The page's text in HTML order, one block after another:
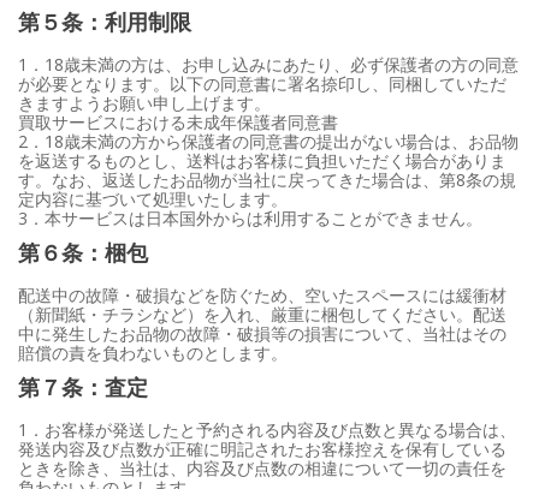
第５条：利用制限
1．18歳未満の方は、お申し込みにあたり、必ず保護者の方の同意
が必要となります。以下の同意書に署名捺印し、同梱していただ
きますようお願い申し上げます。
買取サービスにおける未成年保護者同意書
2．18歳未満の方から保護者の同意書の提出がない場合は、お品物
を返送するものとし、送料はお客様に負担いただく場合がありま
す。なお、返送したお品物が当社に戻ってきた場合は、第8条の規
定内容に基づいて処理いたします。
3．本サービスは日本国外からは利用することができません。
第６条：梱包
配送中の故障・破損などを防ぐため、空いたスペースには緩衝材
（新聞紙・チラシなど）を入れ、厳重に梱包してください。配送
中に発生したお品物の故障・破損等の損害について、当社はその
賠償の責を負わないものとします。
第７条：査定
1．お客様が発送したと予約される内容及び点数と異なる場合は、
発送内容及び点数が正確に明記されたお客様控えを保有している
ときを除き、当社は、内容及び点数の相違について一切の責任を